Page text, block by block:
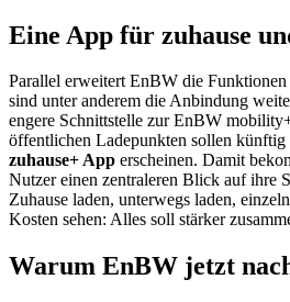
Eine App für zuhause
Parallel erweitert EnBW die
sind unter anderem die Anbindung
engere Schnittstelle zur EnBW
öffentlichen Ladepunkten sollen
zuhause+ App erscheinen. Damit
Nutzer einen zentraleren Blick auf ihre
Zuhause laden, unterwegs laden,
Kosten sehen: Alles soll stärker
Warum EnBW jetzt